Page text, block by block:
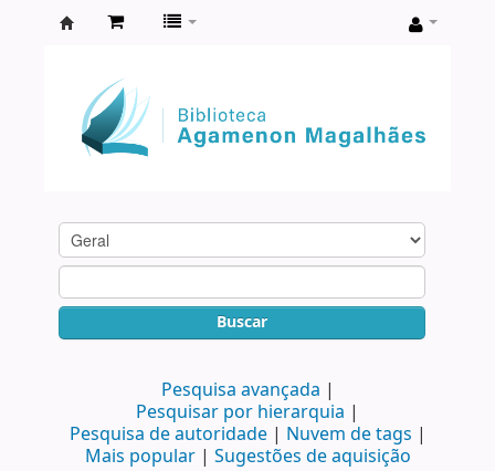
Agamenon
Magalhães
Buscar
Pesquisa avançada
Pesquisar por hierarquia
Pesquisa de autoridade
Nuvem de tags
Mais popular
Sugestões de aquisição